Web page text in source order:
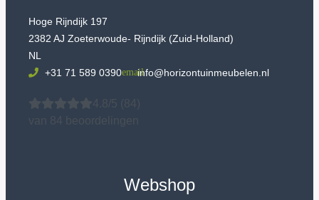
Hoge Rijndijk 197
2382 AJ Zoeterwoude- Rijndijk (Zuid-Holland)
NL
+31 71 589 0390
info@horizontuinmeubelen.nl
4.8/5
(84)
van 84 beoordelingen
Webshop